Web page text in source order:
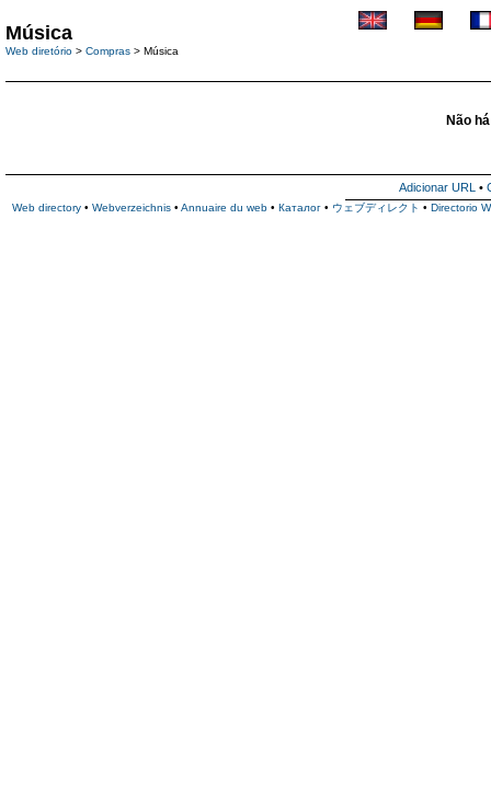
Música
Web diretório > Compras > Música
Não
Adicionar URL •
Web directory • Webverzeichnis • Annuaire du web • Каталог • ウェブディレクト • Directorio